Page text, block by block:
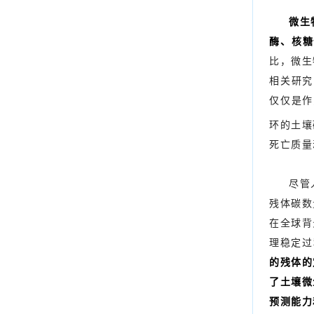
微生
酶、核
比，微
相关研
仅仅是
环的土
死亡质
尽管
残体碳
在全球
理稳定
的残体
了土壤
预测能